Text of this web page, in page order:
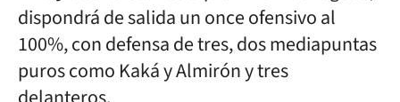
dispondrá de salida un once ofensivo al
100%, con defensa de tres, dos mediapuntas
puros como Kaká y Almirón y tres